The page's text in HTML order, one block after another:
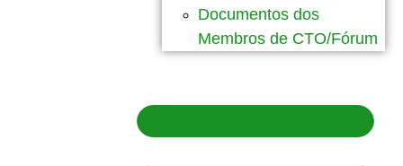
Documentos dos
Membros de CTO/Fórum